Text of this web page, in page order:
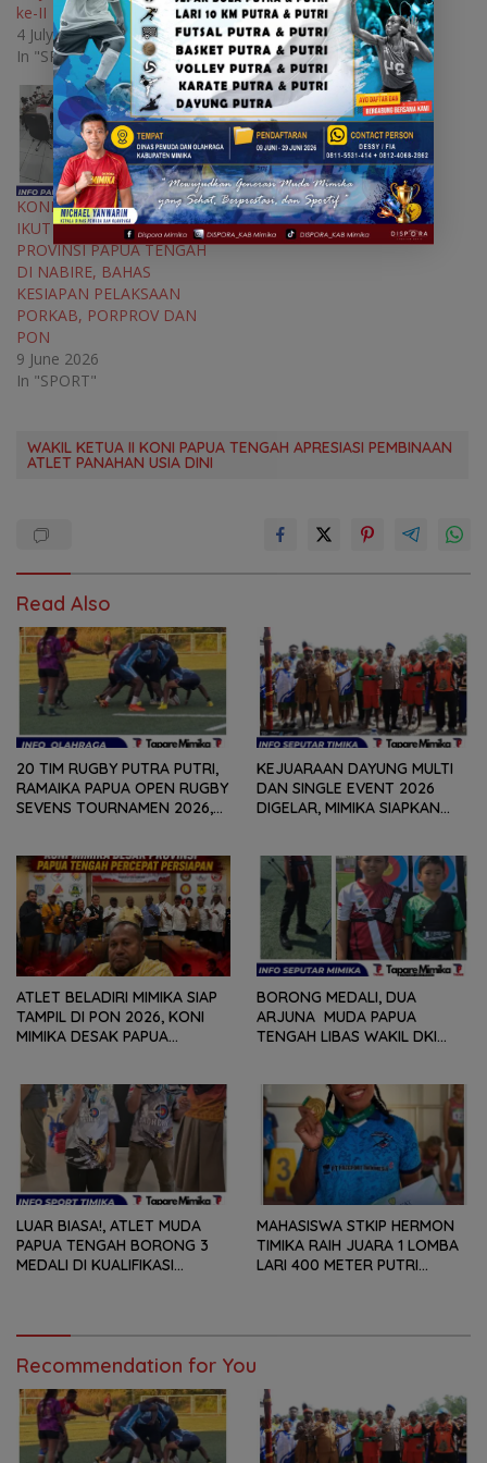
d
o
w
)
d
o
w
)
o
w
)
n
d
o
w
)
ke-II
4 July 2024
In "SPORT"
22 January 2026
In "Blog"
KONI KABUPATEN MIMIKA
IKUT RAKORPIM KONI
PROVINSI PAPUA TENGAH
DI NABIRE, BAHAS
KESIAPAN PELAKSAAN
PORKAB, PORPROV DAN
PON
9 June 2026
In "SPORT"
WAKIL KETUA II KONI PAPUA TENGAH APRESIASI PEMBINAAN
ATLET PANAHAN USIA DINI
Read Also
20 TIM RUGBY PUTRA PUTRI,
RAMAIKA PAPUA OPEN RUGBY
SEVENS TOURNAMEN 2026,
KEJUARAAN DAYUNG MULTI
DAN SINGLE EVENT 2026
DIGELAR, MIMIKA SIAPKAN
ATLET BELADIRI MIMIKA SIAP
TAMPIL DI PON 2026, KONI
MIMIKA DESAK PAPUA
BORONG MEDALI, DUA
ARJUNA MUDA PAPUA
TENGAH LIBAS WAKIL DKI
LUAR BIASA!, ATLET MUDA
PAPUA TENGAH BORONG 3
MEDALI DI KUALIFIKASI
MAHASISWA STKIP HERMON
TIMIKA RAIH JUARA 1 LOMBA
LARI 400 METER PUTRI
Recommendation for You